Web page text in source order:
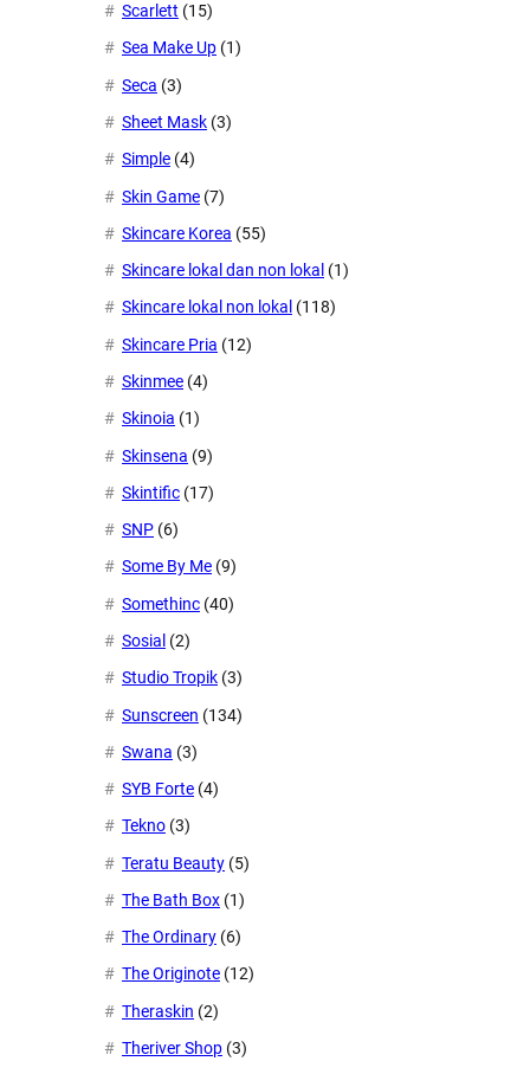
Scarlett (15)
Sea Make Up (1)
Seca (3)
Sheet Mask (3)
Simple (4)
Skin Game (7)
Skincare Korea (55)
Skincare lokal dan non lokal (1)
Skincare lokal non lokal (118)
Skincare Pria (12)
Skinmee (4)
Skinoia (1)
Skinsena (9)
Skintific (17)
SNP (6)
Some By Me (9)
Somethinc (40)
Sosial (2)
Studio Tropik (3)
Sunscreen (134)
Swana (3)
SYB Forte (4)
Tekno (3)
Teratu Beauty (5)
The Bath Box (1)
The Ordinary (6)
The Originote (12)
Theraskin (2)
Theriver Shop (3)